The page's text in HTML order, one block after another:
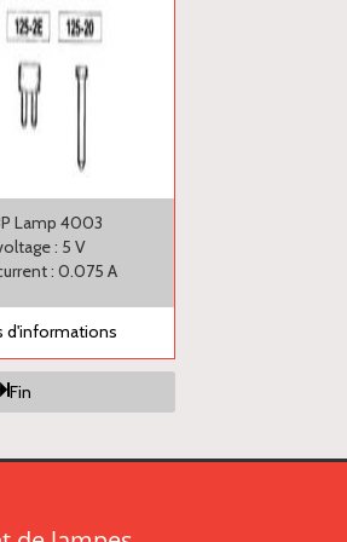
Lamp 4003
: 5 V
: 0.075 A
d'informations
Fin